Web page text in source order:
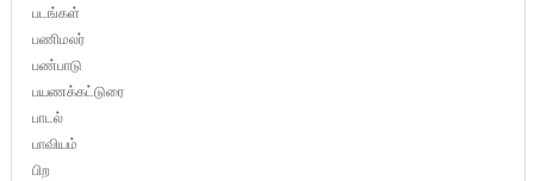
படங்கள்
பணிமலர்
பண்பாடு
பயணக்கட்டுரை
பாடல்
பாவியம்
பிற